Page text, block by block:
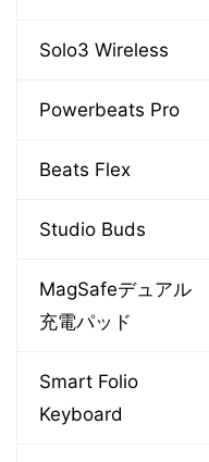
Solo3 Wireless
Powerbeats Pro
Beats Flex
Studio Buds
MagSafeデュアル
充電パッド
Smart Folio
Keyboard